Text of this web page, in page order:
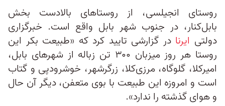
روستای انجیلسی، از روستاهای بالادست بخش
بابل‌کنار، در جنوب شهر بابل واقع است. خبرگزاری
دولتی ایرنادر گزارشی تایید کرد که «طبیعت بکر این
روستا هر روز میزبان ۳۰۰ تن زباله از شهرهای بابل،
امیرکلا، گلوگاه‌، مرزی‌کلا، زرگرشهر، خوشرودپی و گتاب
است و امروزه این طبیعت با بوی متعفن، دیگر آن حال
و هوای گذشته را ندارد».